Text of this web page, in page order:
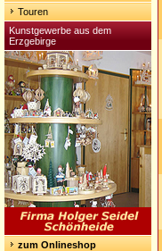
Touren
Kunstgewerbe aus dem
Erzgebirge
zum Onlineshop